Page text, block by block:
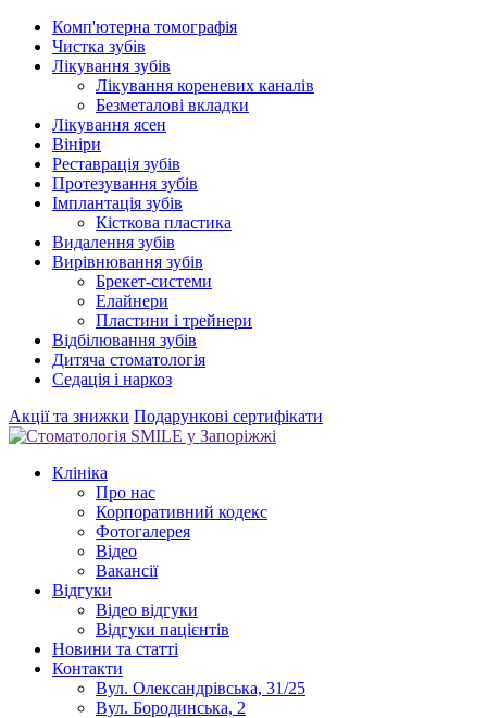
Комп'ютерна томографія
Чистка зубів
Лікування зубів
Лікування кореневих каналів
Безметалові вкладки
Лікування ясен
Вініри
Реставрація зубів
Протезування зубів
Імплантація зубів
Кісткова пластика
Видалення зубів
Вирівнювання зубів
Брекет-системи
Елайнери
Пластини і трейнери
Відбілювання зубів
Дитяча стоматологія
Седація і наркоз
Акції та знижки Подарункові сертифікати
Клініка
Про нас
Корпоративний кодекс
Фотогалерея
Відео
Вакансії
Відгуки
Відео відгуки
Відгуки пацієнтів
Новини та статті
Контакти
Вул. Олександрівська, 31/25
Вул. Бородинська, 2